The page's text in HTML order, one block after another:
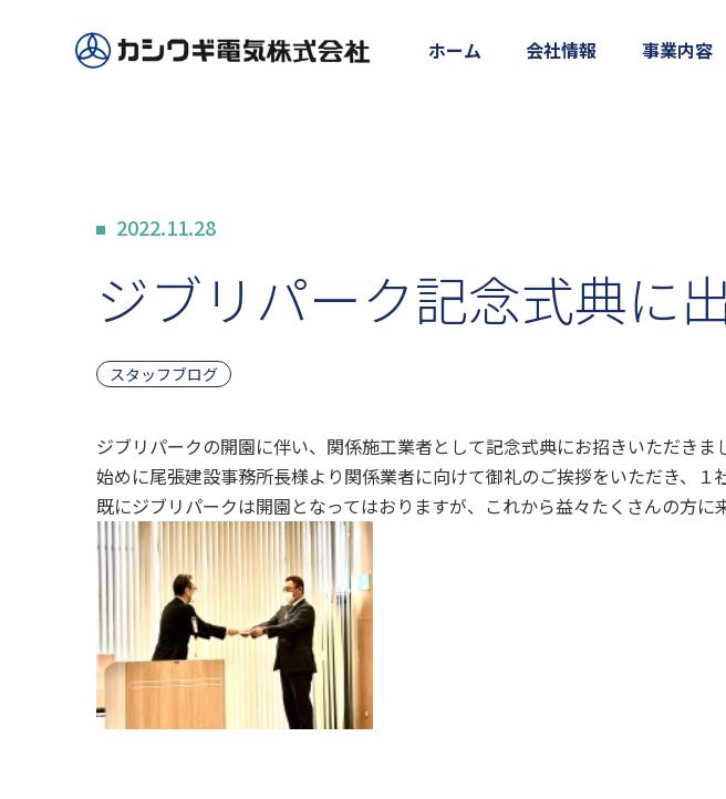
ホーム 会社情報 事業内容
2022.11.28
ジブリパーク記念式典に
スタッフブログ
ジブリパークの開園に伴い、関係施工業者として記念式典にお招きいただきま
始めに尾張建設事務所長様より関係業者に向けて御礼のご挨拶をいただき、１
既にジブリパークは開園となってはおりますが、これから益々たくさんの方に